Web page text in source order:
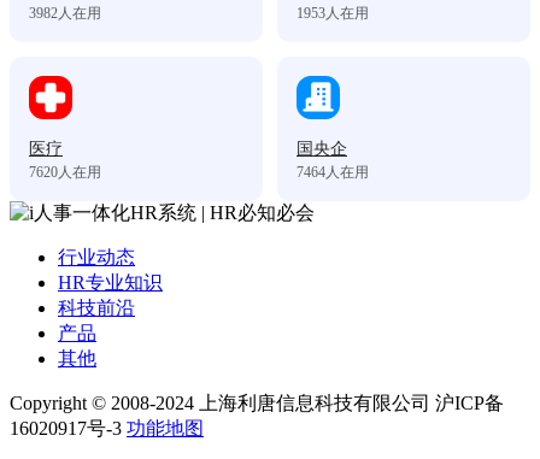
3982人在用 1953人在用
医疗
7620人在用
国央企
7464人在用
行业动态
HR专业知识
科技前沿
产品
其他
Copyright © 2008-2024 上海利唐信息科技有限公司 沪ICP备
16020917号-3 功能地图